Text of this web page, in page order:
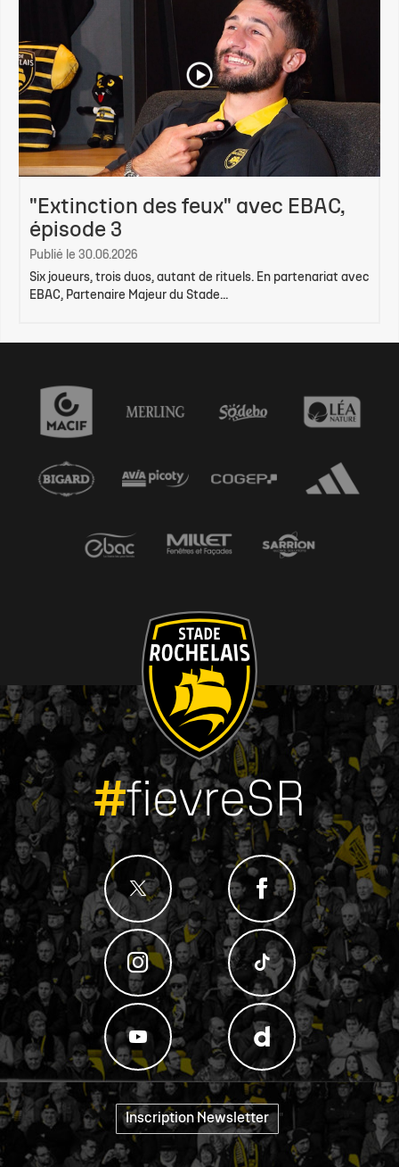
"Extinction des feux" avec EBAC,
épisode 3
Publié le 30.06.2026
Six joueurs, trois duos, autant de rituels. En partenariat avec
EBAC, Partenaire Majeur du Stade...
#fievreSR
Inscription Newsletter "